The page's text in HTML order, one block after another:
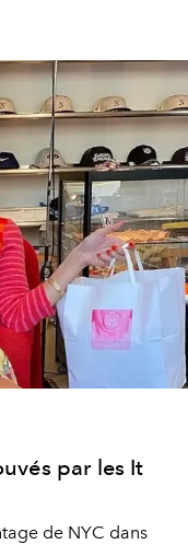
par les It
de NYC dans